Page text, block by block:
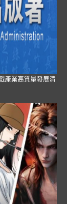
產業高質量發展清